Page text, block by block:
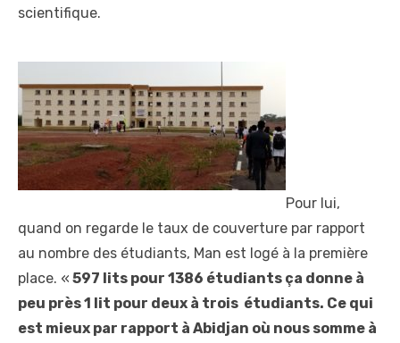
scientifique.
Pour lui,
quand on regarde le taux de couverture par rapport
au nombre des étudiants, Man est logé à la première
place. « 597 lits pour 1386 étudiants ça donne à
peu près 1 lit pour deux à trois étudiants. Ce qui
est mieux par rapport à Abidjan où nous somme à